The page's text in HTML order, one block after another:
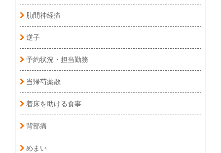
肋間神経痛
逆子
予約状況・担当勤務
当帰芍薬散
着床を助ける食事
背部痛
めまい